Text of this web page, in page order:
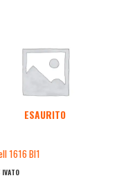
ESAURITO
1616 Bl1
IVATO